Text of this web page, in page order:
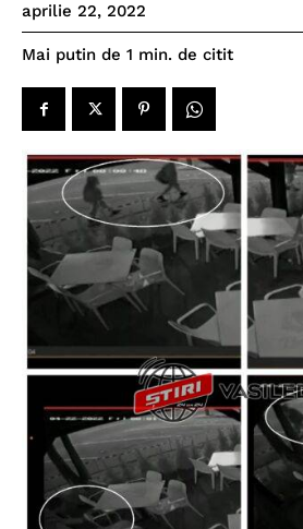
aprilie 22, 2022
Mai putin de 1 min. de citit